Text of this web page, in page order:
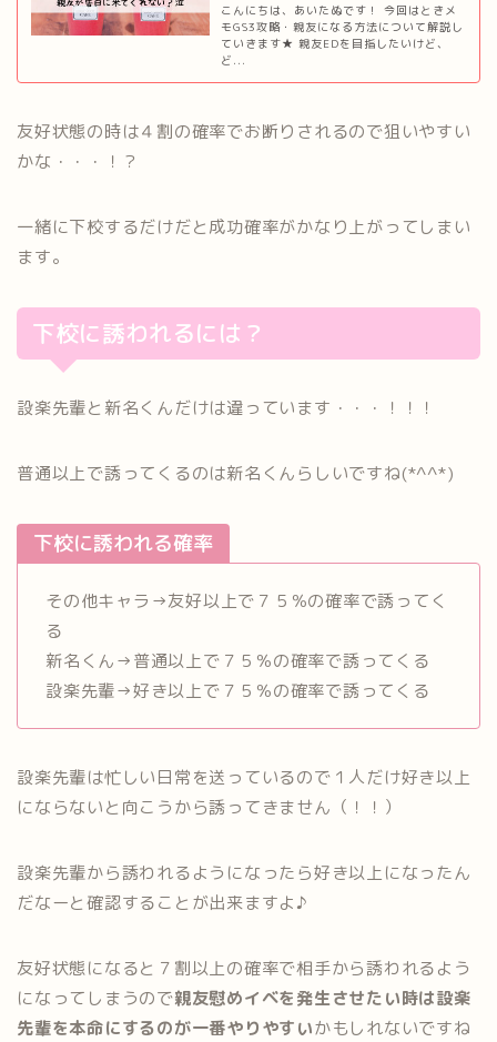
こんにちは、あいたぬです！ 今回はときメ
モGS3攻略・親友になる方法について解説し
ていきます★ 親友EDを目指したいけど、
ど...
友好状態の時は４割の確率でお断りされるので狙いやすい
かな・・・！？
一緒に下校するだけだと成功確率がかなり上がってしまい
ます。
下校に誘われるには？
設楽先輩と新名くんだけは違っています・・・！！！
普通以上で誘ってくるのは新名くんらしいですね(*^^*)
下校に誘われる確率
その他キャラ→友好以上で７５％の確率で誘ってく
る
新名くん→普通以上で７５％の確率で誘ってくる
設楽先輩→好き以上で７５％の確率で誘ってくる
設楽先輩は忙しい日常を送っているので１人だけ好き以上
にならないと向こうから誘ってきません（！！）
設楽先輩から誘われるようになったら好き以上になったん
だなーと確認することが出来ますよ♪
友好状態になると７割以上の確率で相手から誘われるよう
になってしまうので親友慰めイベを発生させたい時は設楽
先輩を本命にするのが一番やりやすいかもしれないですね